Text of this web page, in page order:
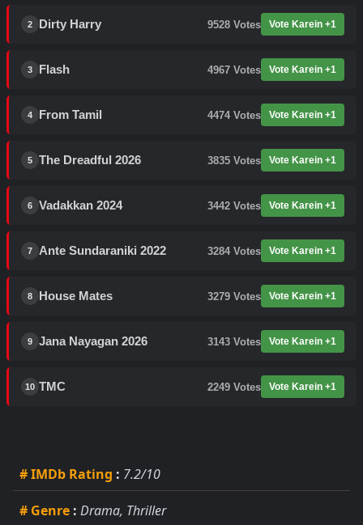
2 Dirty Harry 9528 Votes Vote Karein +1
3 Flash 4967 Votes Vote Karein +1
4 From Tamil 4474 Votes Vote Karein +1
5 The Dreadful 2026 3835 Votes Vote Karein +1
6 Vadakkan 2024 3442 Votes Vote Karein +1
7 Ante Sundaraniki 2022 3284 Votes Vote Karein +1
8 House Mates 3279 Votes Vote Karein +1
9 Jana Nayagan 2026 3143 Votes Vote Karein +1
10 TMC 2249 Votes Vote Karein +1
# IMDb Rating : 7.2/10
# Genre : Drama, Thriller